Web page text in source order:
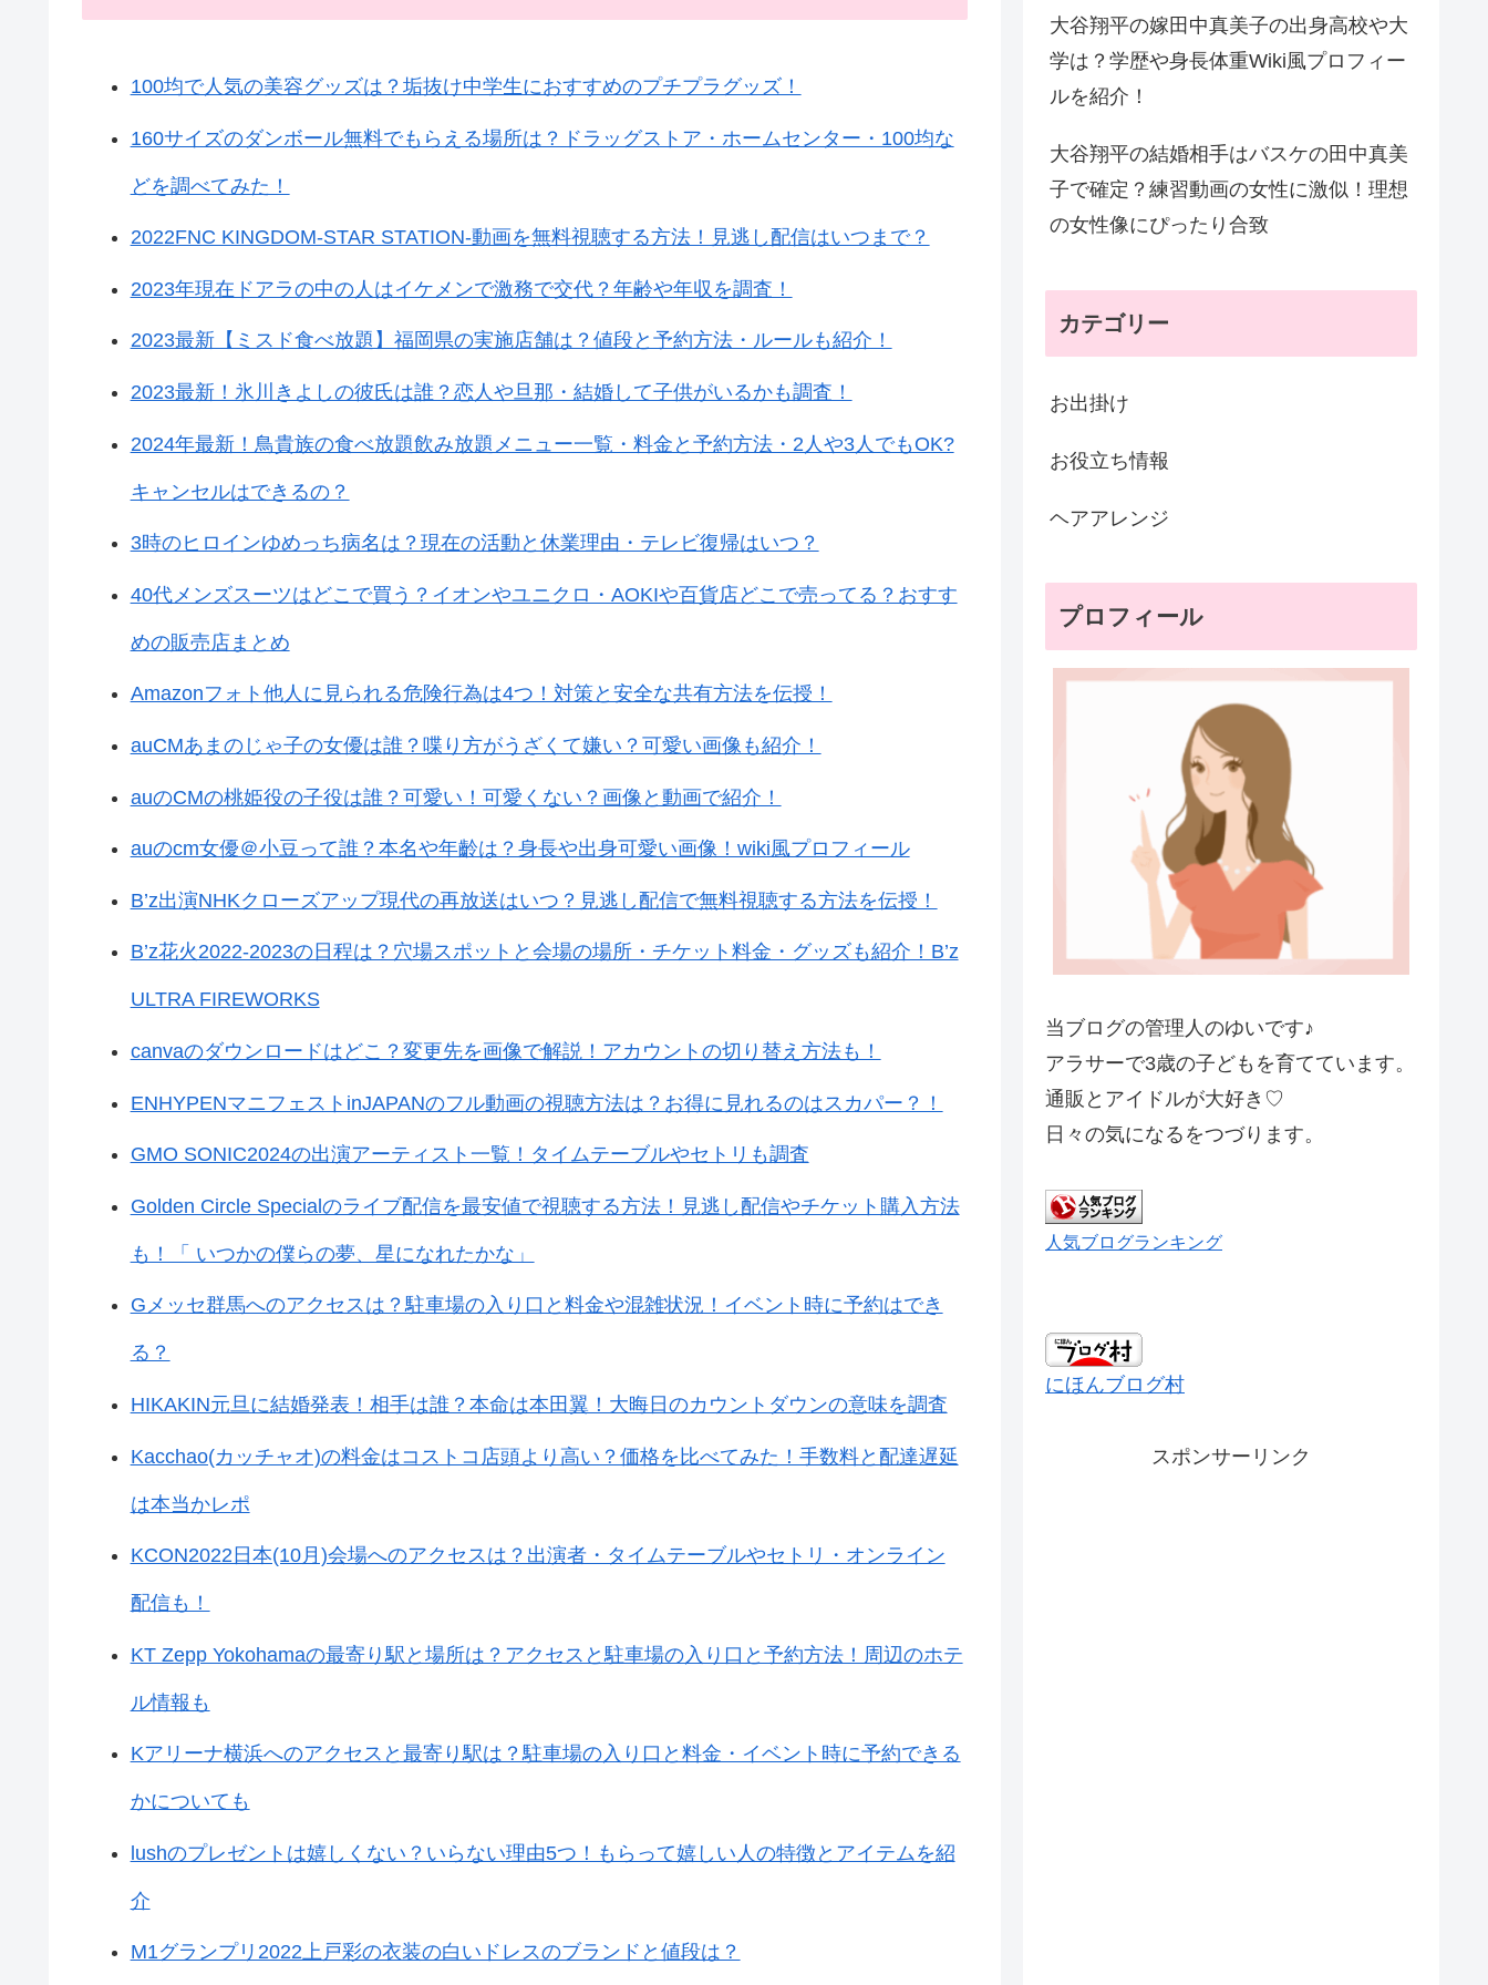
100均で人気の美容グッズは？垢抜け中学生におすすめのプチプラグッズ！
160サイズのダンボール無料でもらえる場所は？ドラッグストア・ホームセンター・100均な
どを調べてみた！
2022FNC KINGDOM-STAR STATION-動画を無料視聴する方法！見逃し配信はいつまで？
2023年現在ドアラの中の人はイケメンで激務で交代？年齢や年収を調査！
2023最新【ミスド食べ放題】福岡県の実施店舗は？値段と予約方法・ルールも紹介！
2023最新！氷川きよしの彼氏は誰？恋人や旦那・結婚して子供がいるかも調査！
2024年最新！鳥貴族の食べ放題飲み放題メニュー一覧・料金と予約方法・2人や3人でもOK?
キャンセルはできるの？
3時のヒロインゆめっち病名は？現在の活動と休業理由・テレビ復帰はいつ？
40代メンズスーツはどこで買う？イオンやユニクロ・AOKIや百貨店どこで売ってる？おすす
めの販売店まとめ
Amazonフォト他人に見られる危険行為は4つ！対策と安全な共有方法を伝授！
auCMあまのじゃ子の女優は誰？喋り方がうざくて嫌い？可愛い画像も紹介！
auのCMの桃姫役の子役は誰？可愛い！可愛くない？画像と動画で紹介！
auのcm女優＠小豆って誰？本名や年齡は？身長や出身可愛い画像！wiki風プロフィール
B’z出演NHKクローズアップ現代の再放送はいつ？見逃し配信で無料視聴する方法を伝授！
B’z花火2022-2023の日程は？穴場スポットと会場の場所・チケット料金・グッズも紹介！B’z
ULTRA FIREWORKS
canvaのダウンロードはどこ？変更先を画像で解説！アカウントの切り替え方法も！
ENHYPENマニフェストinJAPANのフル動画の視聴方法は？お得に見れるのはスカパー？！
GMO SONIC2024の出演アーティスト一覧！タイムテーブルやセトリも調査
Golden Circle Specialのライブ配信を最安値で視聴する方法！見逃し配信やチケット購入方法
も！「 いつかの僕らの夢、星になれたかな」
Gメッセ群馬へのアクセスは？駐車場の入り口と料金や混雑状況！イベント時に予約はでき
る？
HIKAKIN元旦に結婚発表！相手は誰？本命は本田翼！大晦日のカウントダウンの意味を調査
Kacchao(カッチャオ)の料金はコストコ店頭より高い？価格を比べてみた！手数料と配達遅延
は本当かレポ
KCON2022日本(10月)会場へのアクセスは？出演者・タイムテーブルやセトリ・オンライン
配信も！
KT Zepp Yokohamaの最寄り駅と場所は？アクセスと駐車場の入り口と予約方法！周辺のホテ
ル情報も
Kアリーナ横浜へのアクセスと最寄り駅は？駐車場の入り口と料金・イベント時に予約できる
かについても
lushのプレゼントは嬉しくない？いらない理由5つ！もらって嬉しい人の特徴とアイテムを紹
介
M1グランプリ2022上戸彩の衣装の白いドレスのブランドと値段は？
大谷翔平の嫁田中真美子の出身高校や大
学は？学歴や身長体重Wiki風プロフィー
ルを紹介！
大谷翔平の結婚相手はバスケの田中真美
子で確定？練習動画の女性に激似！理想
の女性像にぴったり合致
カテゴリー
お出掛け
お役立ち情報
ヘアアレンジ
プロフィール
当ブログの管理人のゆいです♪
アラサーで3歳の子どもを育てています。
通販とアイドルが大好き♡
日々の気になるをつづります。
人気ブログランキング
にほんブログ村
スポンサーリンク